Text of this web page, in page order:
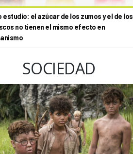
estudio: el azúcar de los zumos y el de los
no tienen el mismo efecto en
SOCIEDAD